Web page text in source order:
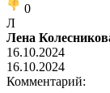
0
Л
Лена
16.10.2024
16.10.2024
Комментарий: